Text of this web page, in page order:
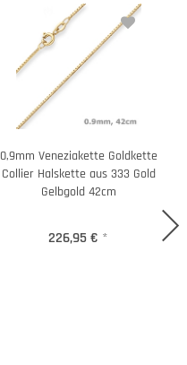
0,9mm Veneziakette Goldkette
Collier Halskette aus 333 Gold
Gelbgold 42cm
226,95 € *